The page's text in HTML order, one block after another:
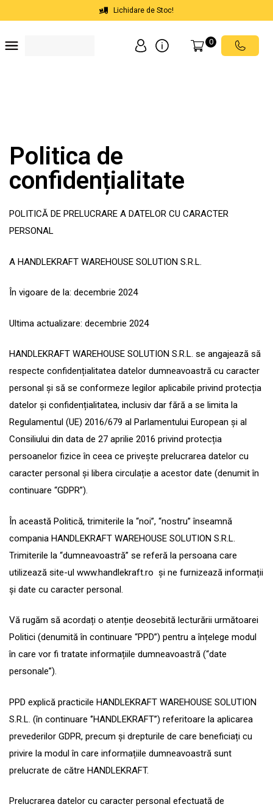
Lichidare de Stoc!
0
Politica de
confidențialitate
POLITICĂ DE PRELUCRARE A DATELOR CU CARACTER
PERSONAL
A HANDLEKRAFT WAREHOUSE SOLUTION S.R.L.
În vigoare de la: decembrie 2024
Ultima actualizare: decembrie 2024
HANDLEKRAFT WAREHOUSE SOLUTION S.R.L. se angajează să
respecte confidențialitatea datelor dumneavoastră cu caracter
personal și să se conformeze legilor aplicabile privind protecția
datelor și confidențialitatea, inclusiv dar fără a se limita la
Regulamentul (UE) 2016/679 al Parlamentului European și al
Consiliului din data de 27 aprilie 2016 privind protecția
persoanelor fizice în ceea ce privește prelucrarea datelor cu
caracter personal și libera circulație a acestor date (denumit în
continuare “GDPR”).
În această Politică, trimiterile la “noi”, “nostru” înseamnă
compania HANDLEKRAFT WAREHOUSE SOLUTION S.R.L.
Trimiterile la “dumneavoastră” se referă la persoana care
utilizează site-ul www.handlekraft.ro și ne furnizează informații
și date cu caracter personal.
Vă rugăm să acordați o atenție deosebită lecturării următoarei
Politici (denumită în continuare “PPD”) pentru a înțelege modul
în care vor fi tratate informațiile dumneavoastră (“date
personale”).
PPD explică practicile HANDLEKRAFT WAREHOUSE SOLUTION
S.R.L. (în continuare ‘’HANDLEKRAFT’’) referitoare la aplicarea
prevederilor GDPR, precum și drepturile de care beneficiați cu
privire la modul în care informațiile dumneavoastră sunt
prelucrate de către HANDLEKRAFT.
Prelucrarea datelor cu caracter personal efectuată de